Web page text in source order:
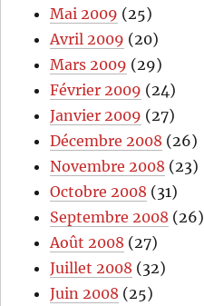
Mai 2009 (25)
Avril 2009 (20)
Mars 2009 (29)
Février 2009 (24)
Janvier 2009 (27)
Décembre 2008 (26)
Novembre 2008 (23)
Octobre 2008 (31)
Septembre 2008 (26)
Août 2008 (27)
Juillet 2008 (32)
Juin 2008 (25)